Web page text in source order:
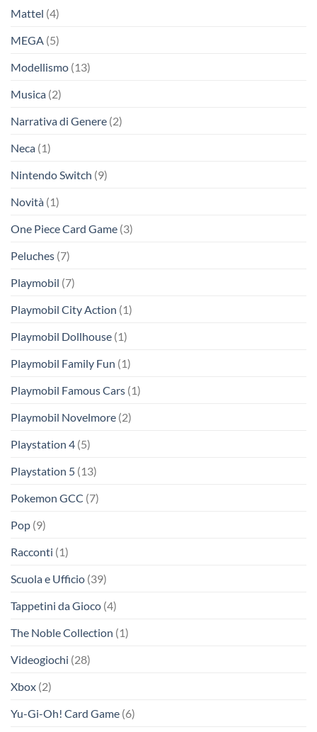
Mattel (4)
MEGA (5)
Modellismo (13)
Musica (2)
Narrativa di Genere (2)
Neca (1)
Nintendo Switch (9)
Novità (1)
One Piece Card Game (3)
Peluches (7)
Playmobil (7)
Playmobil City Action (1)
Playmobil Dollhouse (1)
Playmobil Family Fun (1)
Playmobil Famous Cars (1)
Playmobil Novelmore (2)
Playstation 4 (5)
Playstation 5 (13)
Pokemon GCC (7)
Pop (9)
Racconti (1)
Scuola e Ufficio (39)
Tappetini da Gioco (4)
The Noble Collection (1)
Videogiochi (28)
Xbox (2)
Yu-Gi-Oh! Card Game (6)